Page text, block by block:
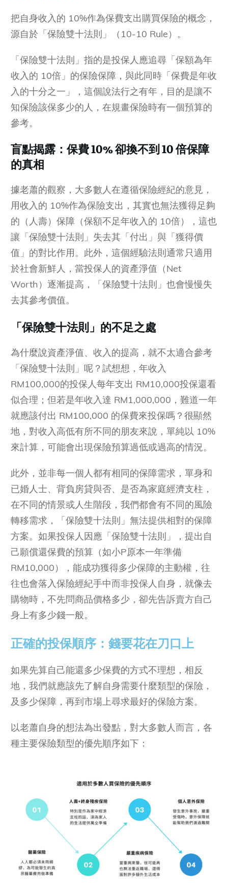
把自身收入的 10%作為保費支出購買保險的概念，
源自於「保險雙十法則」（10-10 Rule）。
「保險雙十法則」指的是投保人應追尋「保額為年
收入的 10倍」的保險保障，與此同時「保費是年收
入的十分之一」，這個說法行之有年，目的是讓不
知保險該保多少的人，在規畫保險時有一個預算的
參考。
盲點揭露：保費 10% 卻換不到 10 倍保障
的真相
據老蕭的觀察，大多數人在遵循保險經紀的意見，
用收入的 10%作為保險支出，其實也無法獲得足夠
的（人壽）保障（保額不足年收入的 10倍），這也
讓「保險雙十法則」失去其「付出」與「獲得價
值」的對比作用。此外，這個經驗法則通常只適用
於社會新鮮人，當投保人的資產淨值（Net
Worth）逐漸提高，「保險雙十法則」也會慢慢失
去其參考價值。
「保險雙十法則」的不足之處
為什麼說資產淨值、收入的提高，就不太適合參考
「保險雙十法則」呢？試想想，年收入
RM100,000的投保人每年支出 RM10,000投保還看
似合理；但若是年收入達 RM1,000,000，難道一年
就應該付出 RM100,000 的保費來投保嗎？很顯然
地，對收入高低有所不同的朋友來說，單純以 10%
來計算，可能會出現保險預算過低或過高的情況。
此外，並非每一個人都有相同的保障需求，單身和
已婚人士、背負房貸與否、是否為家庭經濟支柱，
在不同的情景或人生階段，我們都會有不同的風險
轉移需求，「保險雙十法則」無法提供相對的保障
方案。如果投保人因應「保險雙十法則」，提出自
己願償還保費的預算（如小P原本一年準備
RM10,000），能成功獲得多少保障的主動權，往
往也會落入保險經紀手中而非投保人自身，就像去
購物時，不先問商品價格多少，卻先告訴賣方自己
身上有多少錢一般。
正確的投保順序：錢要花在刀口上
如果先算自己能還多少保費的方式不理想，相反
地，我們就應該先了解自身需要什麼類型的保險，
及多少保障，再到市場上尋求最好的保險方案。
以老蕭自身的想法為出發點，對大多數人而言，各
種主要保險類型的優先順序如下：